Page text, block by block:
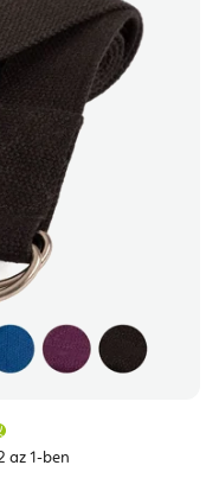
az 1-ben
átlagos
értékelése